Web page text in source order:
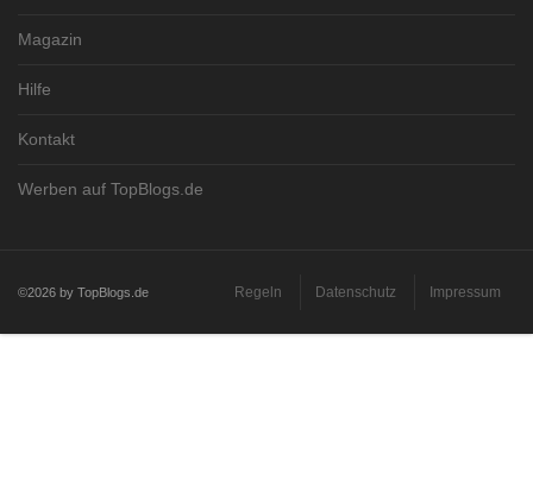
Magazin
Hilfe
Kontakt
Werben auf TopBlogs.de
©2026 by TopBlogs.de Regeln Datenschutz Impressum